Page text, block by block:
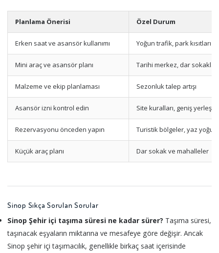
Planlama Önerisi Özel Durum
Erken saat ve asansör kullanımı Yoğun trafik, park kısıtları
Mini araç ve asansör planı Tarihi merkez, dar sokaklar
Malzeme ve ekip planlaması Sezonluk talep artışı
Asansör izni kontrol edin Site kuralları, geniş yerleşim
Rezervasyonu önceden yapın Turistik bölgeler, yaz
Küçük araç planı Dar sokak ve mahalleler
Sinop Sıkça Sorulan Sorular
Sinop Şehir içi taşıma süresi ne kadar sürer? Taşıma süresi,
taşınacak eşyaların miktarına ve mesafeye göre değişir. Ancak
Sinop şehir içi taşımacılık, genellikle birkaç saat içerisinde